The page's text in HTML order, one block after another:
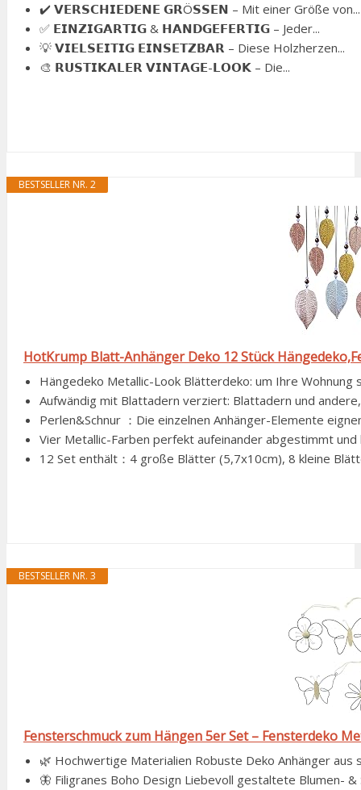
✔️ 𝗩𝗘𝗥𝗦𝗖𝗛𝗜𝗘𝗗𝗘𝗡𝗘 𝗚𝗥Ö𝗦𝗦𝗘𝗡 – Mit einer Größe von...
✅ 𝗘𝗜𝗡𝗭𝗜𝗚𝗔𝗥𝗧𝗜𝗚 & 𝗛𝗔𝗡𝗗𝗚𝗘𝗙𝗘𝗥𝗧𝗜𝗚 – Jeder...
💡 𝗩𝗜𝗘𝗟𝗦𝗘𝗜𝗧𝗜𝗚 𝗘𝗜𝗡𝗦𝗘𝗧𝗭𝗕𝗔𝗥 – Diese Holzherzen...
🎨 𝗥𝗨𝗦𝗧𝗜𝗞𝗔𝗟𝗘𝗥 𝗩𝗜𝗡𝗧𝗔𝗚𝗘-𝗟𝗢𝗢𝗞 – Die...
BESTSELLER NR. 2
HotKrump Blatt-Anhänger Deko 12 Stück
Hängedeko Metallic-Look Blätterdeko: um Ihre Wohnung
Aufwändig mit Blattadern verziert: Blattadern und
Perlen&Schnur ：Die einzelnen Anhänger-Elemente
Vier Metallic-Farben perfekt aufeinander abgestimmt
12 Set enthält：4 große Blätter (5,7x10cm), 8 kleine
BESTSELLER NR. 3
Fensterschmuck zum Hängen 5er Set – Fensterdeko
🌿 Hochwertige Materialien Robuste Deko Anhänger
🦋 Filigranes Boho Design Liebevoll gestaltete Blumen-